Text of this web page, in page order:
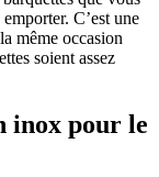
C’est une
même occasion
soient assez
inox pour le